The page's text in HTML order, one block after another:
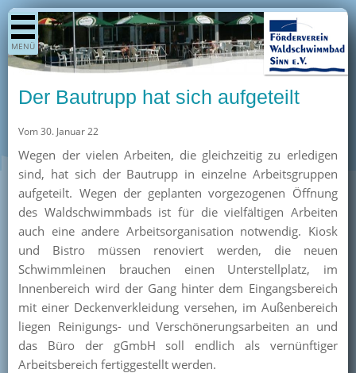
MENÜ
Shop
Aktuelles
Termine
Berichte
Bilder
/ Preise
Kurse
Unterstützer
Team
Pressearchiv
Der Bautrupp hat sich aufgeteilt
Vom 30. Januar 22
Wegen der vielen Arbeiten, die gleichzeitig zu erledigen
sind, hat sich der Bautrupp in einzelne Arbeitsgruppen
aufgeteilt. Wegen der geplanten vorgezogenen Öffnung
des Waldschwimmbads ist für die vielfältigen Arbeiten
auch eine andere Arbeitsorganisation notwendig. Kiosk
und Bistro müssen renoviert werden, die neuen
Schwimmleinen brauchen einen Unterstellplatz, im
Innenbereich wird der Gang hinter dem Eingangsbereich
mit einer Deckenverkleidung versehen, im Außenbereich
liegen Reinigungs- und Verschönerungsarbeiten an und
das Büro der gGmbH soll endlich als vernünftiger
Arbeitsbereich fertiggestellt werden.